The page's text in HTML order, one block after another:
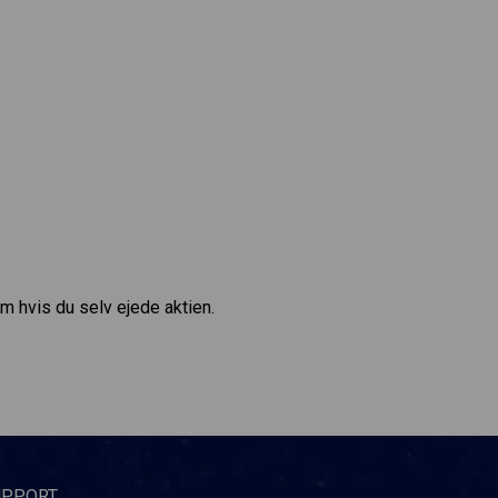
hvis du selv ejede aktien.